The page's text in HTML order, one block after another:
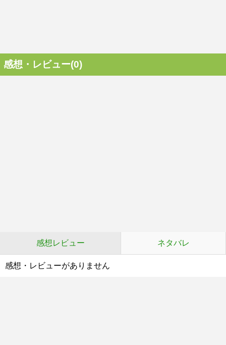
感想・レビュー(0)
感想レビュー ネタバレ
感想・レビューがありません